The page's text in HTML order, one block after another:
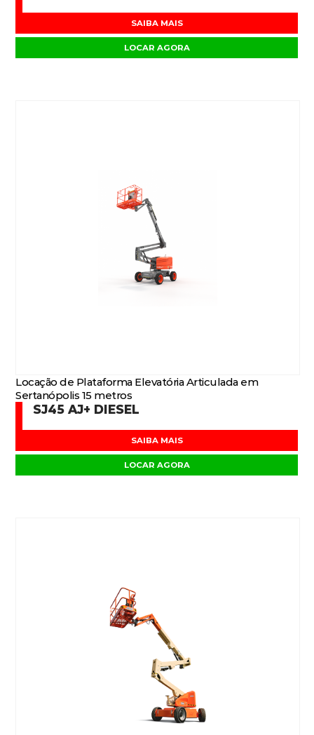
SAIBA MAIS
LOCAR AGORA
Locação de Plataforma Elevatória Articulada em
Sertanópolis 15 metros
SJ45 AJ+ DIESEL
SAIBA MAIS
LOCAR AGORA